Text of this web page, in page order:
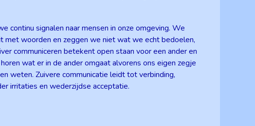
continu signalen naar mensen in onze omgeving. We
met woorden en zeggen we niet wat we echt bedoelen,
communiceren betekent open staan voor een ander en
wat er in de ander omgaat alvorens ons eigen zegje
weten. Zuivere communicatie leidt tot verbinding,
irritaties en wederzijdse acceptatie.